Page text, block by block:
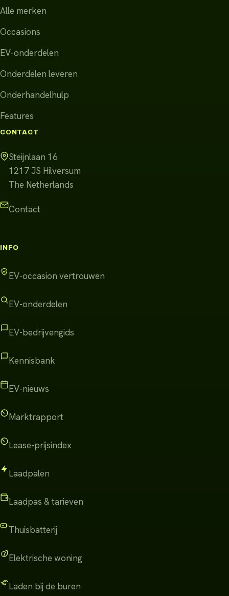
Alle merken
Occasions
EV-onderdelen
Onderdelen leveren
Onderhandelhulp
Features
CONTACT
Steijnlaan 16
1217 JS Hilversum
The Netherlands
Contact
INFO
EV-occasion vertrouwen
EV-onderdelen
EV-bedrijvengids
Kennisbank
EV-nieuws
Marktrapport
Lease-prijsindex
Laadpalen
Laadpas & tarieven
Thuisbatterij
Elektrische woning
Laden bij de buren